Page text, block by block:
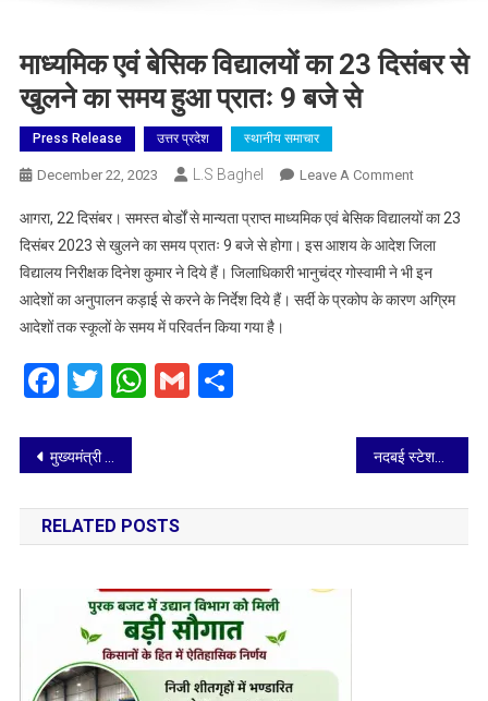
माध्यमिक एवं बेसिक विद्यालयों का 23 दिसंबर से
खुलने का समय हुआ प्रातः 9 बजे से
Press Release उत्तर प्रदेश स्थानीय समाचार
December 22, 2023 L.S Baghel Leave A CommentOn
एवं
बेसिक
विद्यालयों
का
समय
हुआ
बजे
आगरा, 22 दिसंबर। समस्त बोर्डों से मान्यता प्राप्त माध्यमिक एवं बेसिक विद्यालयों का 23
दिसंबर 2023 से खुलने का समय प्रातः 9 बजे से होगा। इस आशय के आदेश जिला
विद्यालय निरीक्षक दिनेश कुमार ने दिये हैं। जिलाधिकारी भानुचंद्र गोस्वामी ने भी इन
आदेशों का अनुपालन कड़ाई से करने के निर्देश दिये हैं। सर्दी के प्रकोप के कारण अग्रिम
आदेशों तक स्कूलों के समय में परिवर्तन किया गया है।
Facebook
Twitter
WhatsApp
GmailShare
Post
navigation
मुख्यमंत्री के बटेश्वर आगमन के लिये डी एम ने अधिकारियों को दायित्व सौंपे नदबई स्टेशन पर किलाबंदी जाँच एवं आगरा-बयाना खण्ड में बिना टिकट/अनाधिकृत यात्रा तथा स्टेशन परिसर में गंदगी फैलाने/धूम्रपान करने वालों के विरुद्ध चलाया विशेष चेकिंग अभियान
RELATED POSTS